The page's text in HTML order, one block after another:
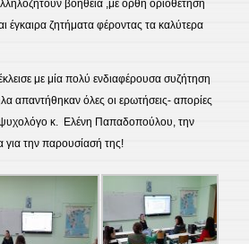
βοήθεια ,με ορθή οριοθέτηση
έγκαιρα ζητήματα φέροντας τα καλύτερα
με μία πολύ ενδιαφέρουσα συζήτηση
απαντήθηκαν όλες οι ερωτήσεις- απορίες
κ. Ελένη Παπαδοπούλου, την
για την παρουσίασή της!